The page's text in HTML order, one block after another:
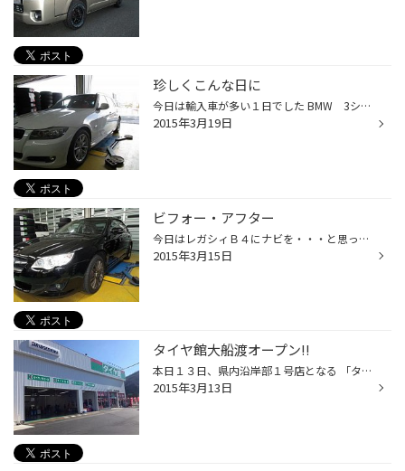
珍しくこんな日に
今日は輸入車が多い１日でした BMW 3シリーズ 同じくBMW X5 そして、フォルクスワーゲン ゴルフ６ それぞれタイヤ交換やLED取り付けなどの作業でしたが、普段なかなか並ばない車が駐車場に並ぶのは珍しくて目の保養になりました（笑） 国産車でも輸入車でも、クルマのこと何でもお任せください!!
2015年3月19日
ビフォー・アフター
今日はレガシィＢ４にナビを・・・と思ったら、 純正パネル一体型オーディオ!? このままでは社外のナビ・オーディオが取付できない・・・ ということで、純正のパネルキットを取り寄せして KENWOODのナビを取付しました お客様の希望する形に仕上げることができて、ホッと胸をなでおろしました 一見...
2015年3月15日
タイヤ館大船渡オープン!!
本日１３日、県内沿岸部１号店となる 「タイヤ館大船渡」 が、オープンしました!! お近くの方も、沿岸方面にお出かけの方も、ぜひ立ち寄ってみてください♪ （ちなみに明日は私も応援に行きますっ!!） そして!!! タイヤ館大船渡のオープン記念として当店でも 『集中得市』 開催中です!! みなさん、当...
2015年3月13日